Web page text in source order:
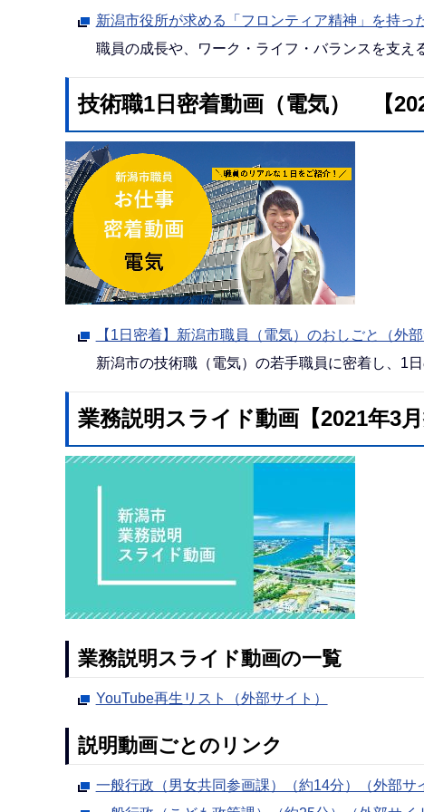
新潟市役所が求める「フロンティア精神」を持っ
職員の成長や、ワーク・ライフ・バランスを支え
技術職1日密着動画（電気） 【
【1日密着】新潟市職員（電気）のおしごと（外部
新潟市の技術職（電気）の若手職員に密着し、1
業務説明スライド動画【2021年3月
業務説明スライド動画の一覧
YouTube再生リスト（外部サイト）
説明動画ごとのリンク
一般行政（男女共同参画課）（約14分）（外部サ